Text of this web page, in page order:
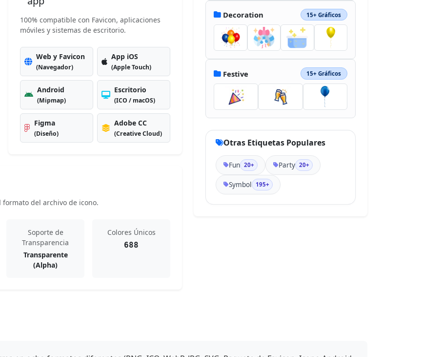
100% compatible con Favicon, aplicaciones
móviles y sistemas de escritorio.
Web y Favicon
(Navegador)
App iOS
(Apple Touch)
Android
(Mipmap)
Escritorio
(ICO / macOS)
Figma
(Diseño)
Adobe CC
(Creative Cloud)
del archivo de icono.
Soporte de
Transparencia
Transparente
(Alpha)
Colores Únicos
688
Decoration 15+ Gráficos
Festive 15+ Gráficos
Otras Etiquetas Populares
Fun 20+ Party 20+
Symbol 195+